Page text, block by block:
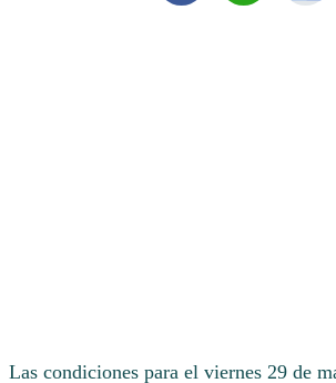
Las condiciones para el viernes 29 de